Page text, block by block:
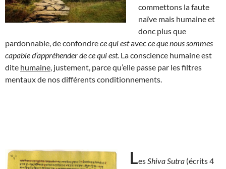
commettons la faute
naïve mais humaine et
donc plus que
pardonnable, de confondrece qui estavecce que nous sommes
capable d’appréhender de ce qui est. La conscience humaine est
dite humaine , justement, parce qu’elle passe par les filtres
mentaux de nos différents conditionnements.
Les Shiva Sutra (écrits 4